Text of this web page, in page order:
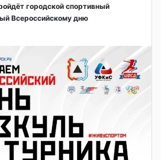
городской спортивный
Всероссийскому дню